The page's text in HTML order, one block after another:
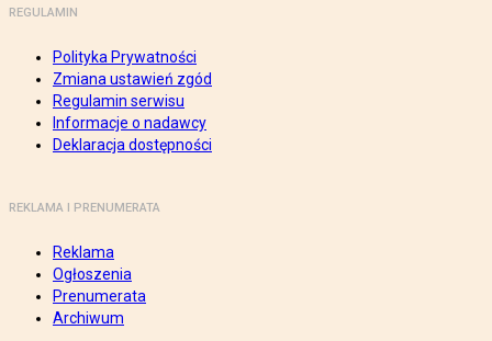
REGULAMIN
Polityka Prywatności
Zmiana ustawień zgód
Regulamin serwisu
Informacje o nadawcy
Deklaracja dostępności
REKLAMA I PRENUMERATA
Reklama
Ogłoszenia
Prenumerata
Archiwum